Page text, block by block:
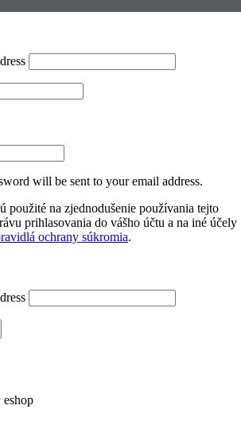
will be sent to your email address.
použité na zjednodušenie používania tejto
prihlasovania do vášho účtu a na iné účely
ochrany súkromia.